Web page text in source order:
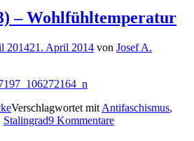
–
den
– Wohlfühltemperatur
201421. April 2014 von Josef A.
Verschlagwortet mit Antifaschismus,
Stalingrad9 Kommentarezu